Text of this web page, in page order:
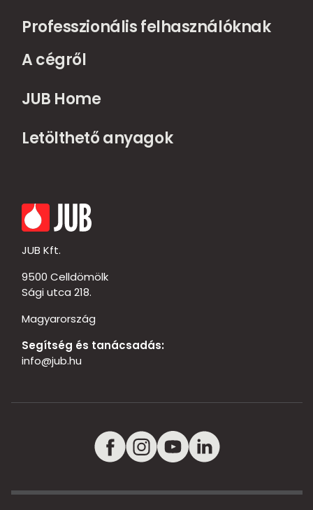
Professzionális felhasználóknak
A cégről
JUB Home
Letölthető anyagok
JUB Kft.
9500 Celldömölk
Sági utca 218.
Magyarország
Segítség és tanácsadás:
info@jub.hu